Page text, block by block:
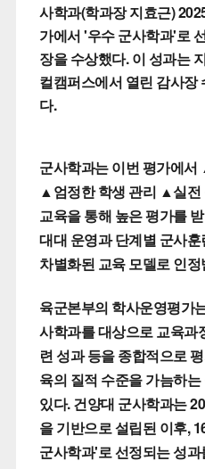
사학과(학과장 지효근)
가에서 '우수 군사학과'로
장을 수상했다. 이 성과는
컬캠퍼스에서 열린 감사장
다.
군사학과는 이번 평가에
▲엄정한 학생 관리 ▲실전
교육을 통해 높은 평가를
대대 운영과 단계별 군사
차별화된 교육 모델로 인
육군본부의 학사운영평가
사학과를 대상으로 교육과
련 성과 등을 종합적으로
육의 질적 수준을 가늠하
있다. 건양대 군사학과는
을 기반으로 설립된 이후,
군사학과'로 선정되는 성